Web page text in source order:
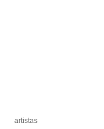
artistas
artistas